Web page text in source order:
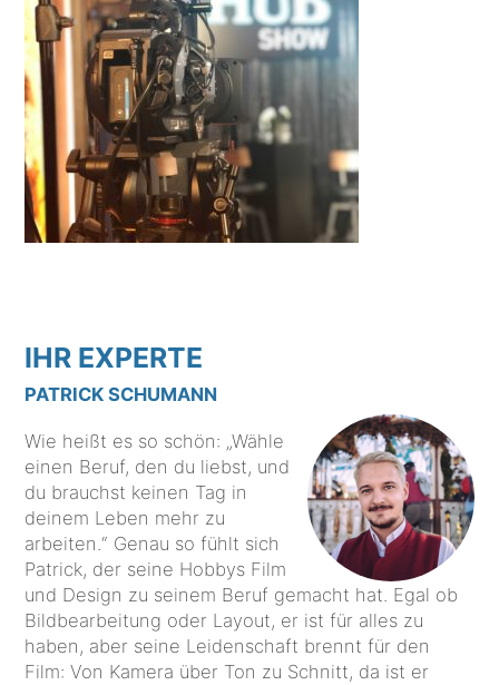
IHR EXPERTE
PATRICK SCHUMANN
Wie heißt es so schön: „Wähle
einen Beruf, den du liebst, und
du brauchst keinen Tag in
deinem Leben mehr zu
arbeiten.“ Genau so fühlt sich
Patrick, der seine Hobbys Film
und Design zu seinem Beruf gemacht hat. Egal ob
Bildbearbeitung oder Layout, er ist für alles zu
haben, aber seine Leidenschaft brennt für den
Film: Von Kamera über Ton zu Schnitt, da ist er